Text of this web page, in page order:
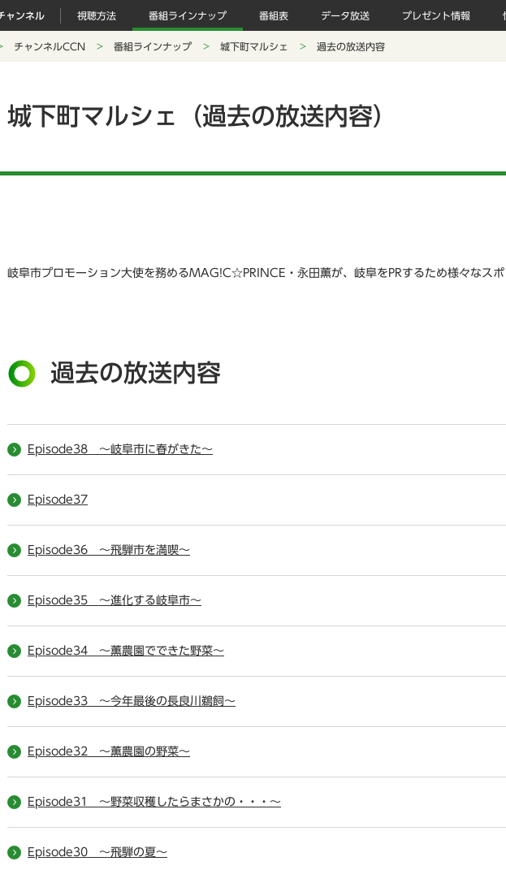
ャンネル 視聴方法 番組ラインナップ 番組表 データ放送 プレゼント情報
チャンネルCCN 番組ラインナップ 城下町マルシェ 過去の放送内容
城下町マルシェ（過去の放送内容）
岐阜市プロモーション大使を務めるMAG!C☆PRINCE・永田薫が、岐阜をPRするため様々なス
過去の放送内容
Episode38 ～岐阜市に春がきた～
Episode37
Episode36 ～飛騨市を満喫～
Episode35 ～進化する岐阜市～
Episode34 ～薫農園でできた野菜～
Episode33 ～今年最後の長良川鵜飼～
Episode32 ～薫農園の野菜～
Episode31 ～野菜収穫したらまさかの・・・～
Episode30 ～飛騨の夏～